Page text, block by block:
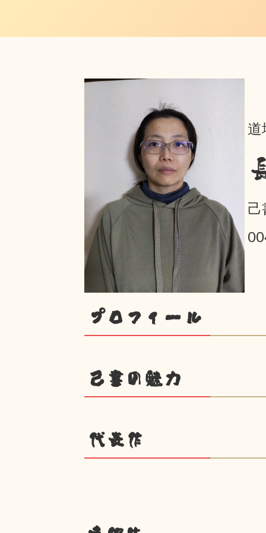
道
己
プロフィール
己書の魅力
代表作